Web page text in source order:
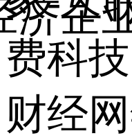
济企
费科技
财经